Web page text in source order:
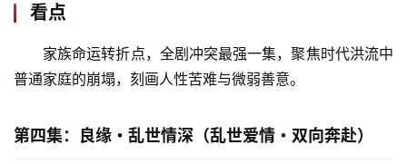
首
文
看点
家族命运转折点，全剧冲突最强一集，聚焦时代洪流中
普通家庭的崩塌，刻画人性苦难与微弱善意。
第四集：良缘・乱世情深（乱世爱情・双向奔赴）